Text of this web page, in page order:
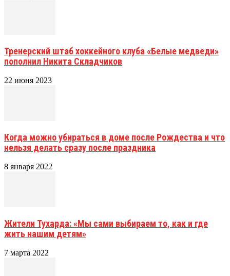
Тренерский штаб хоккейного клуба «Белые медведи»
пополнил Никита Складчиков
22 июня 2023
Когда можно убираться в доме после Рождества и что
нельзя делать сразу после праздника
8 января 2022
Жители Тухарда: «Мы сами выбираем то, как и где
жить нашим детям»
7 марта 2022